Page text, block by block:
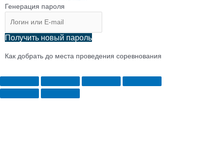
Генерация пароля
Получить новый пароль
Как добрать до места проведения соревнования